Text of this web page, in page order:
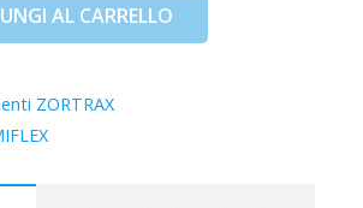
AL CARRELLO
ZORTRAX